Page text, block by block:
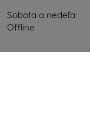
Sobota a nedeľa:
Offline